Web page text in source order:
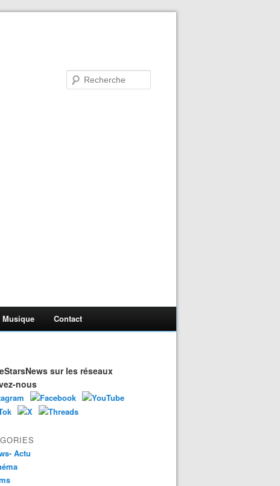
Musique Contact
sur les réseaux
nous
Actu